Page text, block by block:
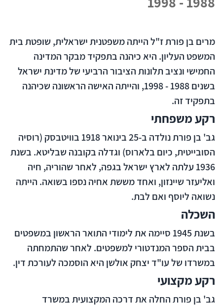
מרים בן פורת ז"ל הייתה משפטנית ישראלית, שופטת בית
המשפט העליון. היא כיהנה בתפקיד מבקר המדינה
החמישי ונציב תלונות הציבור הרביעי של מדינת ישראל
בשנים 1988 - 1998, והייתה האישה הראשונה שכיהנה
בתפקיד זה.
רקע משפחתי
גב' בן פורת נולדה ב-25 בינואר 1918 בוויטבסק (רוסיה
הסובייטית, כיום בלארוס) וגדלה בקובנה שבליטא. בשנת
1936 עלתה לארץ ישראל בגפה, לאחר שהוריה, חיה
ואליעזר שיינזון, ואחד מששת אחיה נספו בשואה. הייתה
נשואה ליוסף ואם לבת.
השכלה
בשנת 1945 סיימה את לימודי התואר הראשון במשפטים
בבית הספר המנדטורי למשפטים. לאחר שהתמחתה
במשרדו של עו"ד יצחק אולשן היא הוסמכה לעורכת דין.
רקע מקצועי
גב' בן פורת החלה את דרכה המקצועית במשרד